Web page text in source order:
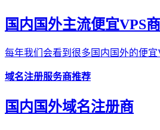
国内国外主流便宜VPS商
每年我们会看到很多国内国外的便
域名注册服务商推荐
国内国外域名注册商